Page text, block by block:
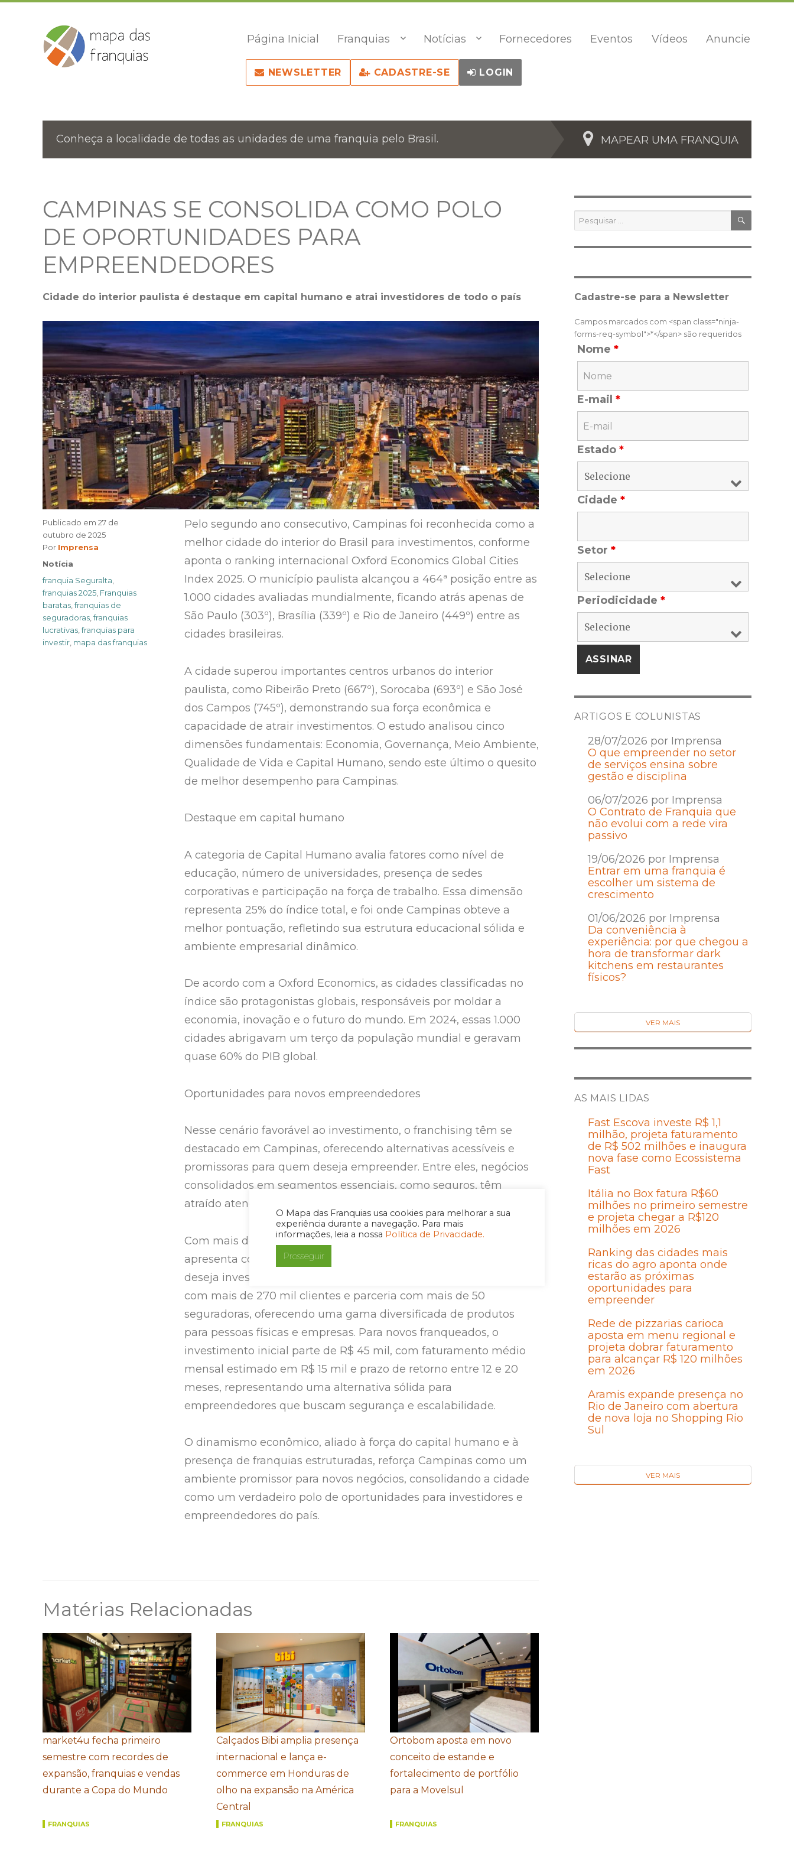
O Mapa das Franquias usa cookies para melhorar a sua
experiência durante a navegação. Para mais
informações, leia a nossa Política de Privacidade.
Prosseguir
Página Inicial Franquias Notícias Fornecedores Eventos Vídeos Anuncie
NEWSLETTER CADASTRE-SE LOGIN
Conheça a localidade de todas as unidades de uma franquia pelo Brasil. MAPEAR UMA FRANQUIA
CAMPINAS SE CONSOLIDA COMO POLO
DE OPORTUNIDADES PARA
EMPREENDEDORES
Cidade do interior paulista é destaque em capital humano e atrai investidores de todo o país
Pelo segundo ano consecutivo, Campinas foi reconhecida como a
melhor cidade do interior do Brasil para investimentos, conforme
aponta o ranking internacional Oxford Economics Global Cities
Index 2025. O município paulista alcançou a 464ª posição entre as
1.000 cidades avaliadas mundialmente, ficando atrás apenas de
São Paulo (303º), Brasília (339º) e Rio de Janeiro (449º) entre as
cidades brasileiras.
A cidade superou importantes centros urbanos do interior
paulista, como Ribeirão Preto (667º), Sorocaba (693º) e São José
dos Campos (745º), demonstrando sua força econômica e
capacidade de atrair investimentos. O estudo analisou cinco
dimensões fundamentais: Economia, Governança, Meio Ambiente,
Qualidade de Vida e Capital Humano, sendo este último o quesito
de melhor desempenho para Campinas.
Destaque em capital humano
A categoria de Capital Humano avalia fatores como nível de
educação, número de universidades, presença de sedes
corporativas e participação na força de trabalho. Essa dimensão
representa 25% do índice total, e foi onde Campinas obteve a
melhor pontuação, refletindo sua estrutura educacional sólida e
ambiente empresarial dinâmico.
De acordo com a Oxford Economics, as cidades classificadas no
índice são protagonistas globais, responsáveis por moldar a
economia, inovação e o futuro do mundo. Em 2024, essas 1.000
cidades abrigavam um terço da população mundial e geravam
quase 60% do PIB global.
Oportunidades para novos empreendedores
Nesse cenário favorável ao investimento, o franchising têm se
destacado em Campinas, oferecendo alternativas acessíveis e
promissoras para quem deseja empreender. Entre eles, negócios
consolidados em segmentos essenciais, como seguros, têm
atraído atenção.
Com mais de cinco décadas de experiência, a Seguraltase
apresenta como uma das opções mais consistentes para quem
deseja investir em franquias no setor de seguros. A rede conta
com mais de 270 mil clientes e parceria com mais de 50
seguradoras, oferecendo uma gama diversificada de produtos
para pessoas físicas e empresas. Para novos franqueados, o
investimento inicial parte de R$ 45 mil, com faturamento médio
mensal estimado em R$ 15 mil e prazo de retorno entre 12 e 20
meses, representando uma alternativa sólida para
empreendedores que buscam segurança e escalabilidade.
O dinamismo econômico, aliado à força do capital humano e à
presença de franquias estruturadas, reforça Campinas como um
ambiente promissor para novos negócios, consolidando a cidade
como um verdadeiro polo de oportunidades para investidores e
empreendedores do país.
Publicado em 27 de
outubro de 2025
Por Author
Imprensa
Categories
Notícia
Tags
franquia Seguralta,
franquias 2025, Franquias
baratas,franquias de
seguradoras,franquias
lucrativas,franquias para
investir, mapa das franquias
Matérias Relacionadas
market4u fecha primeiro
semestre com recordes de
expansão, franquias e vendas
durante a Copa do Mundo
FRANQUIAS
Calçados Bibi amplia presença
internacional e lança e-
commerce em Honduras de
olho na expansão na América
Central
FRANQUIAS
Ortobom aposta em novo
conceito de estande e
fortalecimento de portfólio
para a Movelsul
FRANQUIAS
Pesquisar
por:
Cadastre-se para a Newsletter
Campos marcados com <span class="ninja-
forms-req-symbol">*</span> são requeridos
Nome *
E-mail *
Estado *
Cidade *
Setor *
Periodicidade *
ARTIGOS E COLUNISTAS
28/07/2026 por Imprensa
O que empreender no setor
de serviços ensina sobre
gestão e disciplina
06/07/2026 por Imprensa
O Contrato de Franquia que
não evolui com a rede vira
passivo
19/06/2026 por Imprensa
Entrar em uma franquia é
escolher um sistema de
crescimento
01/06/2026 por Imprensa
Da conveniência à
experiência: por que chegou a
hora de transformar dark
kitchens em restaurantes
físicos?
VER MAIS
AS MAIS LIDAS
Fast Escova investe R$ 1,1
milhão, projeta faturamento
de R$ 502 milhões e inaugura
nova fase como Ecossistema
Fast
Itália no Box fatura R$60
milhões no primeiro semestre
e projeta chegar a R$120
milhões em 2026
Ranking das cidades mais
ricas do agro aponta onde
estarão as próximas
oportunidades para
empreender
Rede de pizzarias carioca
aposta em menu regional e
projeta dobrar faturamento
para alcançar R$ 120 milhões
em 2026
Aramis expande presença no
Rio de Janeiro com abertura
de nova loja no Shopping Rio
Sul
VER MAIS